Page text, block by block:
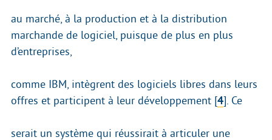
au marché, à la production et à la distribution
marchande de logiciel, puisque de plus en plus
d’entreprises,
comme IBM, intègrent des logiciels libres dans leurs
offres et participent à leur développement [4] . Ce
serait un système qui réussirait à articuler une